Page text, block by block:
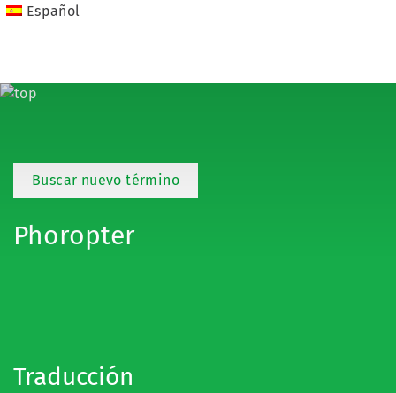
Español
Buscar nuevo término
Phoropter
Traducción